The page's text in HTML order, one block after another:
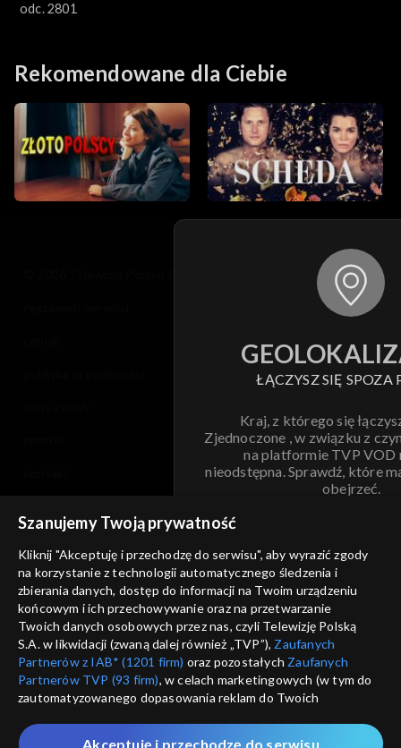
odc. 2801
Rekomendowane dla Ciebie
ŁĄCZYSZ SIĘ SPOZA
Kraj, z którego się
Zjednoczone , w związku z
na platformie TVP VOD
nieodstępna. Sprawdź, które
obejrzeć.
ANULUJ
informacje o dostawcy usług
Szanujemy Twoją prywatność
Kliknij "Akceptuję i przechodzę do serwisu", aby wyrazić zgody
na korzystanie z technologii automatycznego śledzenia i
zbierania danych, dostęp do informacji na Twoim urządzeniu
końcowym i ich przechowywanie oraz na przetwarzanie
Twoich danych osobowych przez nas, czyli Telewizję Polską
S.A. w likwidacji (zwaną dalej również „TVP”), Zaufanych
Partnerów z IAB* (1201 firm) oraz pozostałych Zaufanych
Partnerów TVP (93 firm), w celach marketingowych (w tym do
zautomatyzowanego dopasowania reklam do Twoich
które wskazujemy poniżej, a także zgody na udostępnianie
Akceptuję i przechodzę do serwisu